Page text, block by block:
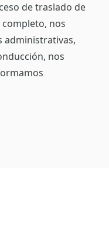
de traslado de
nos
administrativas,
nos